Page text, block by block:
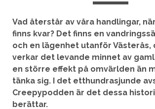
Vad återstår av våra handlingar,
finns kvar? Det finns en
och en lägenhet utanför Västerås,
verkar det levande minnet av
en större effekt på omvärlden än
tänka sig. I det etthundrasjunde
Creepypodden är det dessa
berättar.